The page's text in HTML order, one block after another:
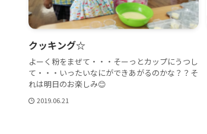
クッキング☆
よーく粉をまぜて・・・そーっとカップにうつし
て・・・いったいなにができあがるのかな？？そ
れは明日のお楽しみ😊
2019.06.21